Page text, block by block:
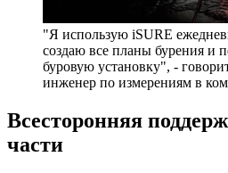
"Я использую iSURE
создаю все планы бурения и
буровую установку", -
инженер по измерениям в
Всесторонняя
части